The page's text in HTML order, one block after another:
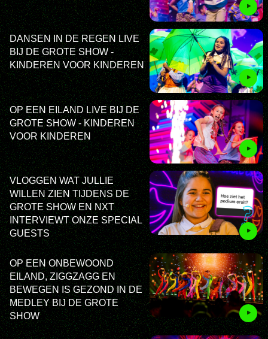
DANSEN IN DE REGEN LIVE
BIJ DE GROTE SHOW -
KINDEREN VOOR KINDEREN
OP EEN EILAND LIVE BIJ DE
GROTE SHOW - KINDEREN
VOOR KINDEREN
VLOGGEN WAT JULLIE
WILLEN ZIEN TIJDENS DE
GROTE SHOW EN NXT
INTERVIEWT ONZE SPECIAL
GUESTS
OP EEN ONBEWOOND
EILAND, ZIGGZAGG EN
BEWEGEN IS GEZOND IN DE
MEDLEY BIJ DE GROTE
SHOW